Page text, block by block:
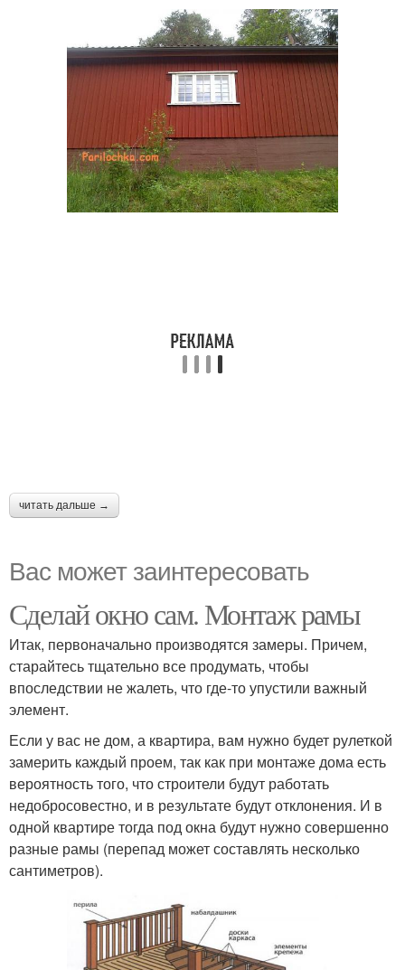
читать дальше →
Вас может заинтересовать
Сделай окно сам. Монтаж рамы
Итак, первоначально производятся замеры. Причем,
старайтесь тщательно все продумать, чтобы
впоследствии не жалеть, что где-то упустили важный
элемент.
Если у вас не дом, а квартира, вам нужно будет рулеткой
замерить каждый проем, так как при монтаже дома есть
вероятность того, что строители будут работать
недобросовестно, и в результате будут отклонения. И в
одной квартире тогда под окна будут нужно совершенно
разные рамы (перепад может составлять несколько
сантиметров).